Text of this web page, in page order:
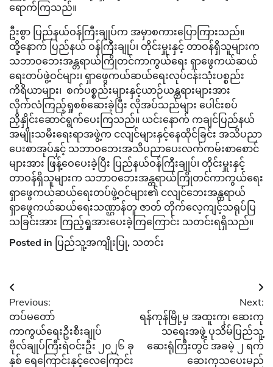
ရောက်ကြသည်။
ဦးစွာ ပြည်နယ်ဝန်ကြီးချုပ်က အမှာစကားပြောကြားသည်။
ထို့နောက် ပြည်နယ် ဝန်ကြီးချုပ်၊ တိုင်းမှူးနှင့် တာဝန်ရှိသူများက
သဘာဝဘေးအန္တရာယ်ကြိုတင်ကာကွယ်ရေး ရှာဖွေကယ်ဆယ်
ရေးတပ်ဖွဲ့ဝင်များ၊ ရှာဖွေကယ်ဆယ်ရေးလုပ်ငန်းသုံးပစ္စည်း
ကိရိယာများ၊ စက်ပစ္စည်းများနှင့်ယာဉ်ယန္တရားများအား
လိုက်လံကြည့်ရှုစစ်ဆေးခဲ့ပြီး လိုအပ်သည်များ ပေါင်းစပ်
ညှိနှိုင်းဆောင်ရွက်ပေးကြသည်။ ယင်းနောက် ကချင်ပြည်နယ်
အမျိုးသမီးရေးရာအဖွဲ့က ငလျင်များနှင့်နေထိုင်ခြင်း အသိပညာ
ပေးစာအုပ်နှင့် သဘာဝဘေးအသိပညာပေးလက်ကမ်းစာစောင်
များအား ဖြန့်ဝေပေးခဲ့ပြီး ပြည်နယ်ဝန်ကြီးချုပ်၊ တိုင်းမှူးနှင့်
တာဝန်ရှိသူများက သဘာဝဘေးအန္တရာယ်ကြိုတင်ကာကွယ်ရေး
ရှာဖွေကယ်ဆယ်ရေးတပ်ဖွဲ့ဝင်များ၏ ငလျင်ဘေးအန္တရာယ်
ရှာဖွေကယ်ဆယ်ရေးသဏ္ဌာန်တူ ဇာတ် တိုက်လေ့ကျင့်သရုပ်ပြ
သခြင်းအား ကြည့်ရှုအားပေးခဲ့ကြကြောင်း သတင်းရရှိသည်။
Posted in ပြည်သူ့အကျိုးပြု, သတင်း
Post
navigation
Previous:
တပ်မတော်
ကာကွယ်ရေးဦးစီးချုပ်
ဗိုလ်ချုပ်ကြီးရဲဝင်းဦး ၂၀၂၆ ခု
နှစ် ရေကြောင်းနှင့်လေကြောင်း
Next:
ရန်ကုန်မြို့မှ အထူးကု၊ ဆေးကု
သရေးအဖွဲ့ ပုသိမ်ပြည်သူ့
ဆေးရုံကြီးတွင် အခမဲ့ ၂ ရက်
ဆေးကုသပေးမည်